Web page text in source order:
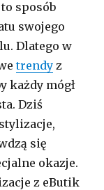
sposób
swojego
Dlatego w
trendy z
każdy mógł
Dziś
się
okazje.
z eButik